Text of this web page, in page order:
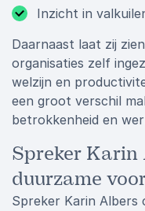
Inzicht in
Daarnaast laat zij
organisaties zelf
welzijn en
een groot verschil
betrokkenheid en
Spreker Karin
duurzame
Spreker Karin Albers